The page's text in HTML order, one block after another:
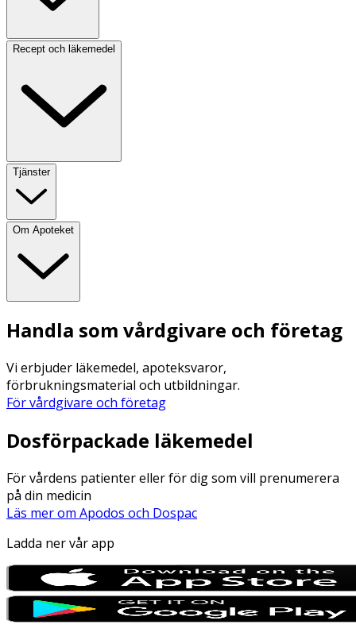
Recept och läkemedel
Tjänster
Om Apoteket
Handla som vårdgivare och företag
Vi erbjuder läkemedel, apoteksvaror,
förbrukningsmaterial och utbildningar.
För vårdgivare och företag
Dosförpackade läkemedel
För vårdens patienter eller för dig som vill prenumerera
på din medicin
Läs mer om Apodos och Dospac
Ladda ner vår app